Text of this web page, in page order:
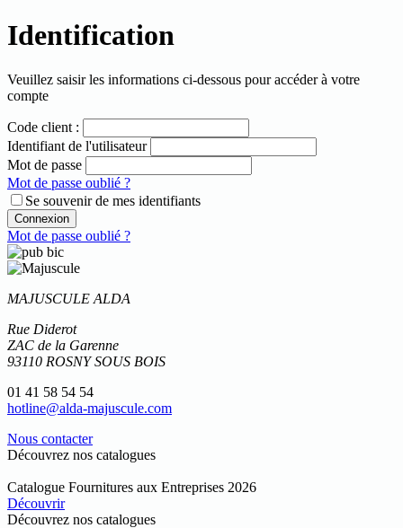
Identification
Veuillez saisir les informations ci-dessous pour accéder à votre
compte
Code client :
Identifiant de l'utilisateur
Mot de passe
Mot de passe oublié ?
Se souvenir de mes identifiants
Connexion
Mot de passe oublié ?
MAJUSCULE ALDA
Rue Diderot
ZAC de la Garenne
93110 ROSNY SOUS BOIS
01 41 58 54 54
hotline@alda-majuscule.com
Nous contacter
Découvrez nos catalogues
Catalogue Fournitures aux Entreprises 2026
Découvrir
Découvrez nos catalogues